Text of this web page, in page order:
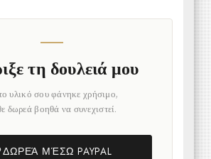
τη δουλειά μου
υλικό σου φάνηκε χρήσιμο,
δωρεά βοηθά να συνεχιστεί.
ΔΩΡΕΆ ΜΈΣΩ PAYPAL